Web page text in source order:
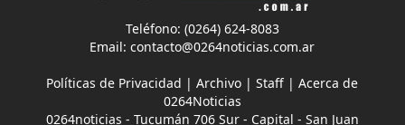
Teléfono: (0264) 624-8083
Email:contacto@0264noticias.com.ar
Políticas de Privacidad |Archivo |Staff |Acerca de
0264Noticias
0264noticias - Tucumán 706 Sur - Capital - San Juan